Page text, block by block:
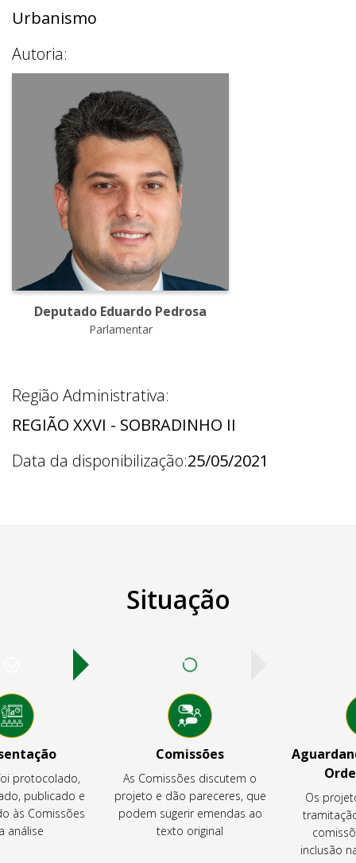
Urbanismo
Autoria:
Deputado Eduardo Pedrosa
Parlamentar
Região Administrativa:
REGIÃO XXVI - SOBRADINHO II
Data da disponibilização:25/05/2021
Situação
protocolado,
publicado e
às Comissões
análise
Comissões
As Comissões discutem o
projeto e dão pareceres, que
podem sugerir emendas ao
texto original
Os
inclusão